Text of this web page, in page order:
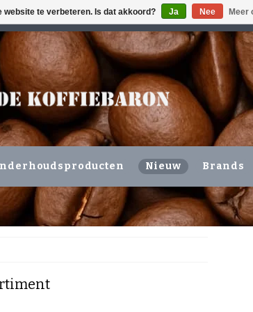
WERKDAG !!! OF OPHALEN
Nieuw Brands
website te verbeteren. Is dat akkoord? Ja Nee Meer